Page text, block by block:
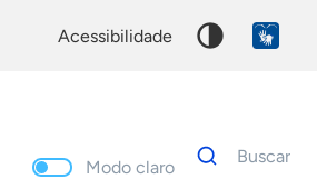
acessibilidade
Modo claro
Dados
para
Buscar